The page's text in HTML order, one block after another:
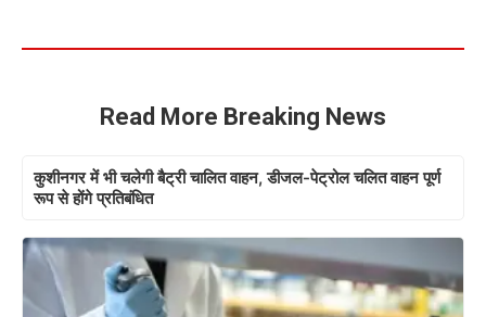
Read More Breaking News
कुशीनगर में भी चलेगी बैट्री चालित वाहन, डीजल-पेट्रोल चलित वाहन पूर्ण
रूप से होंगे प्रतिबंधित